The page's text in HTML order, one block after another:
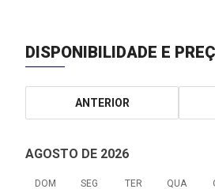
DISPONIBILIDADE E
ANTERIOR
AGOSTO DE 2026
DOM SEG TER QUA